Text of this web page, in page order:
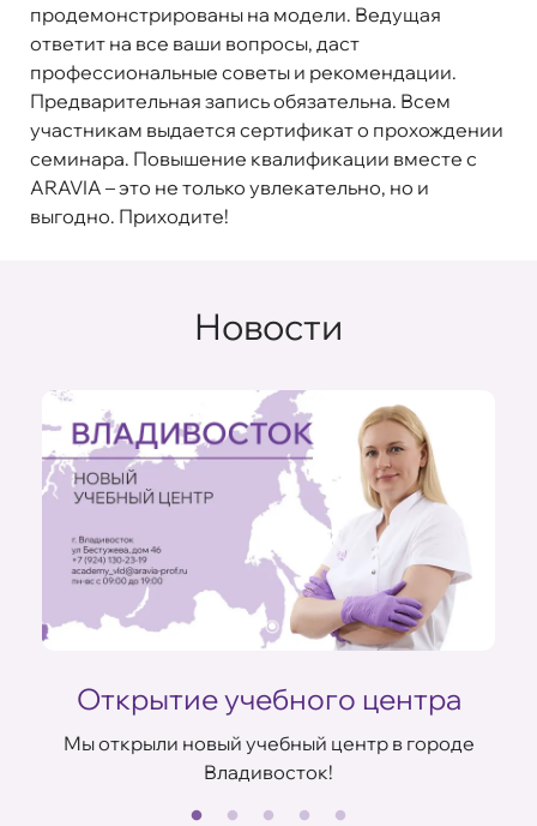
продемонстрированы на модели. Ведущая
ответит на все ваши вопросы, даст
профессиональные советы и рекомендации.
Предварительная запись обязательна. Всем
участникам выдается сертификат о прохождении
семинара. Повышение квалификации вместе с
ARAVIA – это не только увлекательно, но и
выгодно. Приходите!
Новости
Открытие учебного центра
Мы открыли новый учебный центр в городе
Владивосток!